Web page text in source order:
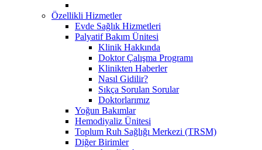
Özellikli Hizmetler
Evde Sağlık Hizmetleri
Palyatif Bakım Ünitesi
Klinik Hakkında
Doktor Çalışma Programı
Klinikten Haberler
Nasıl Gidilir?
Sıkça Sorulan Sorular
Doktorlarımız
Yoğun Bakımlar
Hemodiyaliz Ünitesi
Toplum Ruh Sağlığı Merkezi (TRSM)
Diğer Birimler